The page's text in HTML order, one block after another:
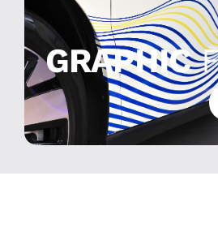
噴繪專用膜 – 實車安裝範
GRAPHIC